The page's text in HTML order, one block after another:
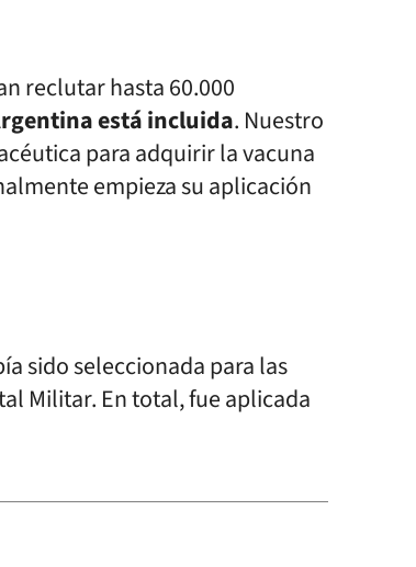
reclutar hasta 60.000
está incluida. Nuestro
para adquirir la vacuna
empieza su aplicación
sido seleccionada para las
Militar. En total, fue aplicada